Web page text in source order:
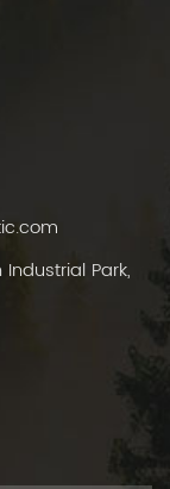
Industrial Park,